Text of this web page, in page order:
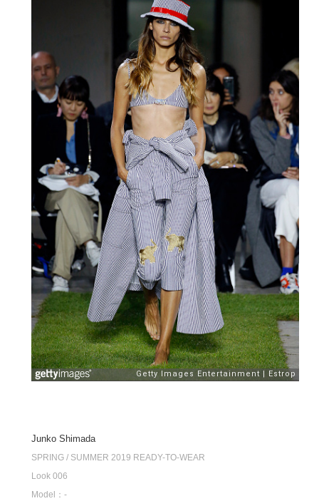
Junko Shimada
SPRING / SUMMER 2019 READY-TO-WEAR
Look 006
Model：-